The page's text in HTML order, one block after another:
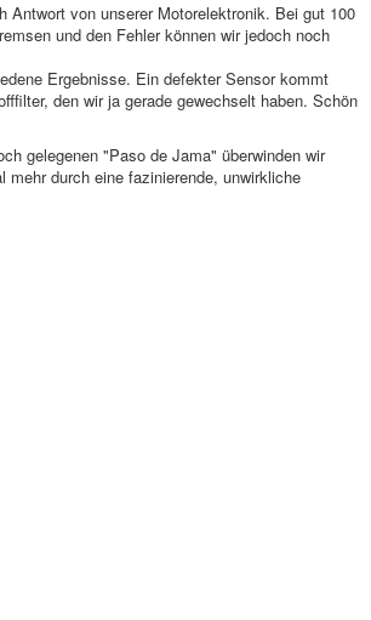
von unserer Motorelektronik. Bei gut 100
und den Fehler können wir jedoch noch
Ergebnisse. Ein defekter Sensor kommt
den wir ja gerade gewechselt haben. Schön
gelegenen "Paso de Jama" überwinden wir
mehr durch eine fazinierende, unwirkliche